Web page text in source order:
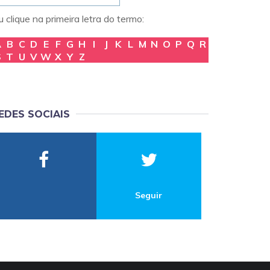
clique na primeira letra do termo:
B C D E F G H I J K L M N O P Q R
T U V W X Y Z
SOCIAIS
Seguir